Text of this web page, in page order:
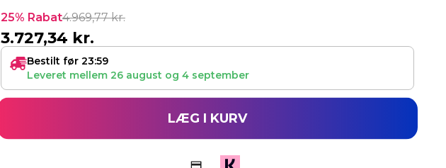
25% Rabat4.969,77kr.
3.727,34 kr.
Bestilt før 23:59
Leveret mellem 26 august og 4 september
LÆG I KURV